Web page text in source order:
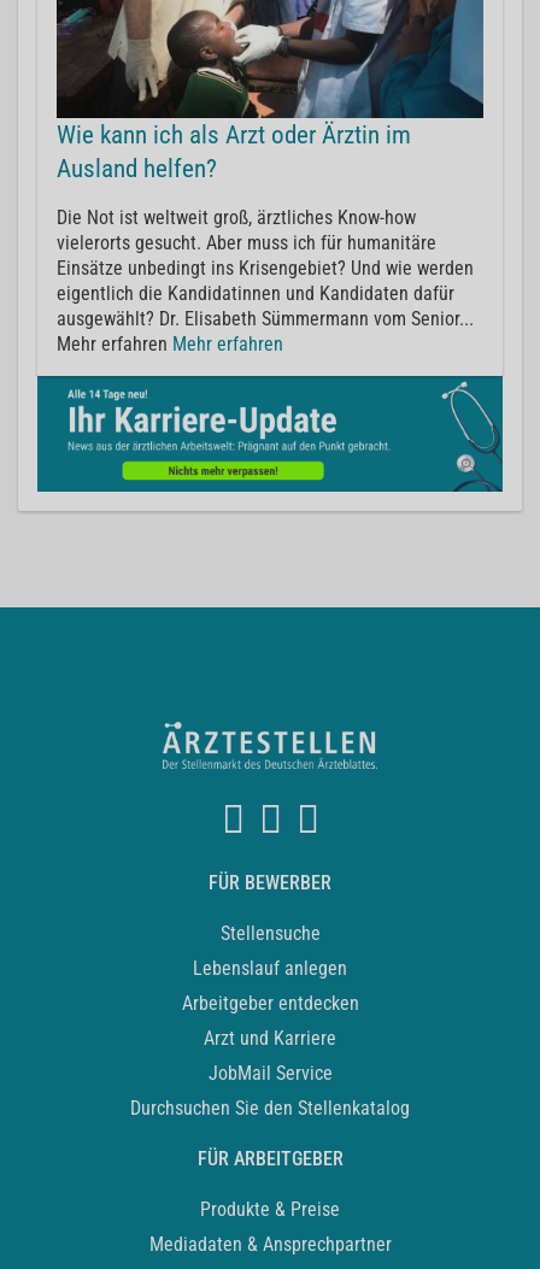
Wie kann ich als Arzt oder Ärztin im
Ausland helfen?
Die Not ist weltweit groß, ärztliches Know-how
vielerorts gesucht. Aber muss ich für humanitäre
Einsätze unbedingt ins Krisengebiet? Und wie werden
eigentlich die Kandidatinnen und Kandidaten dafür
ausgewählt? Dr. Elisabeth Sümmermann vom Senior...
Mehr erfahren Mehr erfahren
FÜR BEWERBER
Stellensuche
Lebenslauf anlegen
Arbeitgeber entdecken
Arzt und Karriere
JobMail Service
Durchsuchen Sie den Stellenkatalog
FÜR ARBEITGEBER
Produkte & Preise
Mediadaten & Ansprechpartner